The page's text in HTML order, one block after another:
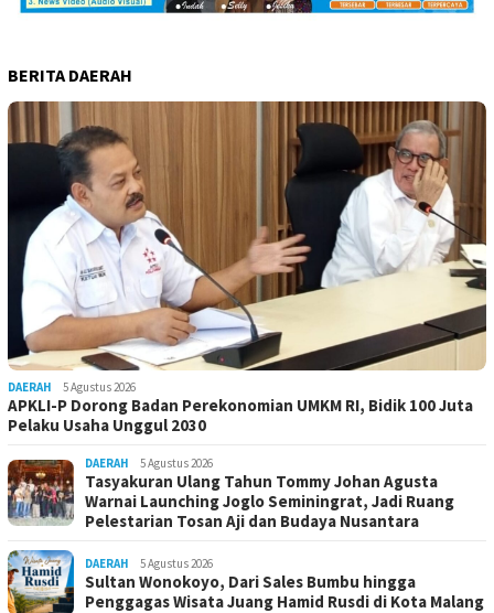
BERITA DAERAH
DAERAH 5 Agustus 2026
APKLI-P Dorong Badan Perekonomian UMKM RI, Bidik 100 Juta
Pelaku Usaha Unggul 2030
DAERAH 5 Agustus 2026
Tasyakuran Ulang Tahun Tommy Johan Agusta
Warnai Launching Joglo Seminingrat, Jadi Ruang
Pelestarian Tosan Aji dan Budaya Nusantara
DAERAH 5 Agustus 2026
Sultan Wonokoyo, Dari Sales Bumbu hingga
Penggagas Wisata Juang Hamid Rusdi di Kota Malang